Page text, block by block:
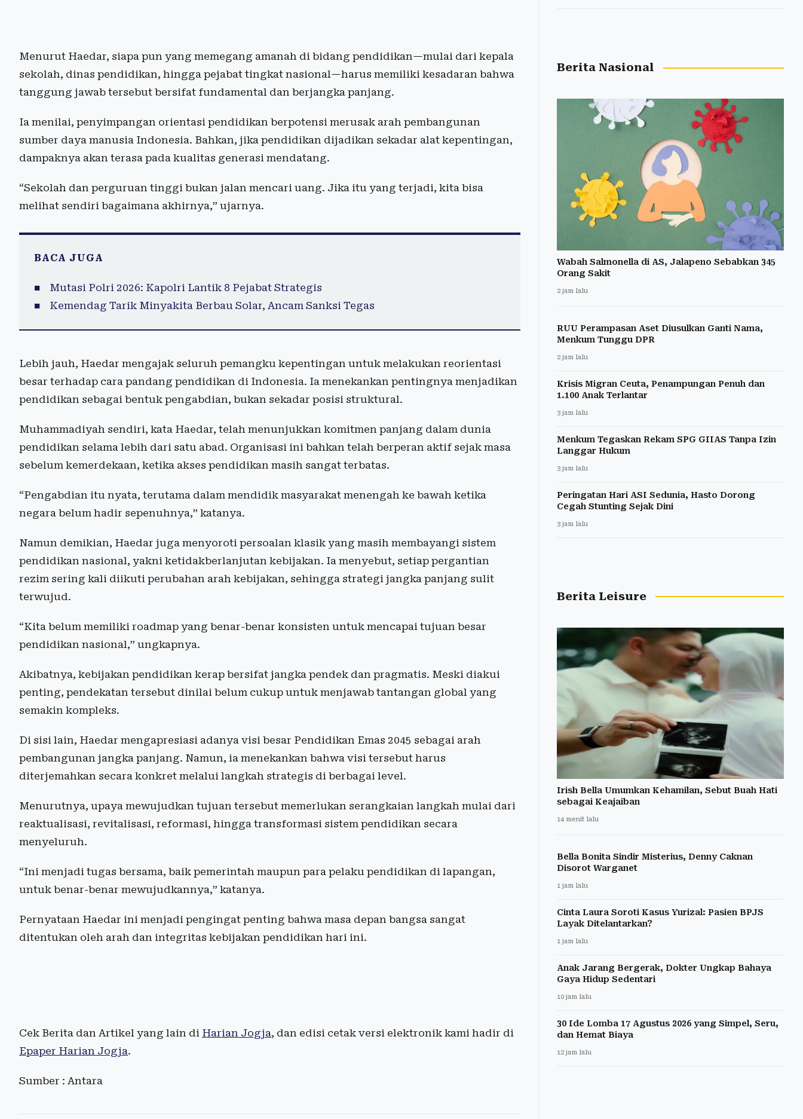
Menurut Haedar, siapa pun yang memegang amanah di bidang pendidikan—mulai dari kepala
sekolah, dinas pendidikan, hingga pejabat tingkat nasional—harus memiliki kesadaran bahwa
tanggung jawab tersebut bersifat fundamental dan berjangka panjang.
Ia menilai, penyimpangan orientasi pendidikan berpotensi merusak arah pembangunan
sumber daya manusia Indonesia. Bahkan, jika pendidikan dijadikan sekadar alat kepentingan,
dampaknya akan terasa pada kualitas generasi mendatang.
“Sekolah dan perguruan tinggi bukan jalan mencari uang. Jika itu yang terjadi, kita bisa
melihat sendiri bagaimana akhirnya,” ujarnya.
BACA JUGA
Mutasi Polri 2026: Kapolri Lantik 8 Pejabat Strategis
Kemendag Tarik Minyakita Berbau Solar, Ancam Sanksi Tegas
Lebih jauh, Haedar mengajak seluruh pemangku kepentingan untuk melakukan reorientasi
besar terhadap cara pandang pendidikan di Indonesia. Ia menekankan pentingnya menjadikan
pendidikan sebagai bentuk pengabdian, bukan sekadar posisi struktural.
Muhammadiyah sendiri, kata Haedar, telah menunjukkan komitmen panjang dalam dunia
pendidikan selama lebih dari satu abad. Organisasi ini bahkan telah berperan aktif sejak masa
sebelum kemerdekaan, ketika akses pendidikan masih sangat terbatas.
“Pengabdian itu nyata, terutama dalam mendidik masyarakat menengah ke bawah ketika
negara belum hadir sepenuhnya,” katanya.
Namun demikian, Haedar juga menyoroti persoalan klasik yang masih membayangi sistem
pendidikan nasional, yakni ketidakberlanjutan kebijakan. Ia menyebut, setiap pergantian
rezim sering kali diikuti perubahan arah kebijakan, sehingga strategi jangka panjang sulit
terwujud.
“Kita belum memiliki roadmap yang benar-benar konsisten untuk mencapai tujuan besar
pendidikan nasional,” ungkapnya.
Akibatnya, kebijakan pendidikan kerap bersifat jangka pendek dan pragmatis. Meski diakui
penting, pendekatan tersebut dinilai belum cukup untuk menjawab tantangan global yang
semakin kompleks.
Di sisi lain, Haedar mengapresiasi adanya visi besar Pendidikan Emas 2045 sebagai arah
pembangunan jangka panjang. Namun, ia menekankan bahwa visi tersebut harus
diterjemahkan secara konkret melalui langkah strategis di berbagai level.
Menurutnya, upaya mewujudkan tujuan tersebut memerlukan serangkaian langkah mulai dari
reaktualisasi, revitalisasi, reformasi, hingga transformasi sistem pendidikan secara
menyeluruh.
“Ini menjadi tugas bersama, baik pemerintah maupun para pelaku pendidikan di lapangan,
untuk benar-benar mewujudkannya,” katanya.
Pernyataan Haedar ini menjadi pengingat penting bahwa masa depan bangsa sangat
ditentukan oleh arah dan integritas kebijakan pendidikan hari ini.
Cek Berita dan Artikel yang lain di Harian Jogja, dan edisi cetak versi elektronik kami hadir di
Epaper Harian Jogja.
Sumber : Antara
Berita Nasional
Wabah Salmonella di AS, Jalapeno Sebabkan 345
Orang Sakit
2 jam lalu
RUU Perampasan Aset Diusulkan Ganti Nama,
Menkum Tunggu DPR
2 jam lalu
Krisis Migran Ceuta, Penampungan Penuh dan
1.100 Anak Terlantar
3 jam lalu
Menkum Tegaskan Rekam SPG GIIAS Tanpa Izin
Langgar Hukum
3 jam lalu
Peringatan Hari ASI Sedunia, Hasto Dorong
Cegah Stunting Sejak Dini
3 jam lalu
Berita Leisure
Irish Bella Umumkan Kehamilan, Sebut Buah Hati
sebagai Keajaiban
14 menit lalu
Bella Bonita Sindir Misterius, Denny Caknan
Disorot Warganet
1 jam lalu
Cinta Laura Soroti Kasus Yurizal: Pasien BPJS
Layak Ditelantarkan?
1 jam lalu
Anak Jarang Bergerak, Dokter Ungkap Bahaya
Gaya Hidup Sedentari
10 jam lalu
30 Ide Lomba 17 Agustus 2026 yang Simpel, Seru,
dan Hemat Biaya
12 jam lalu